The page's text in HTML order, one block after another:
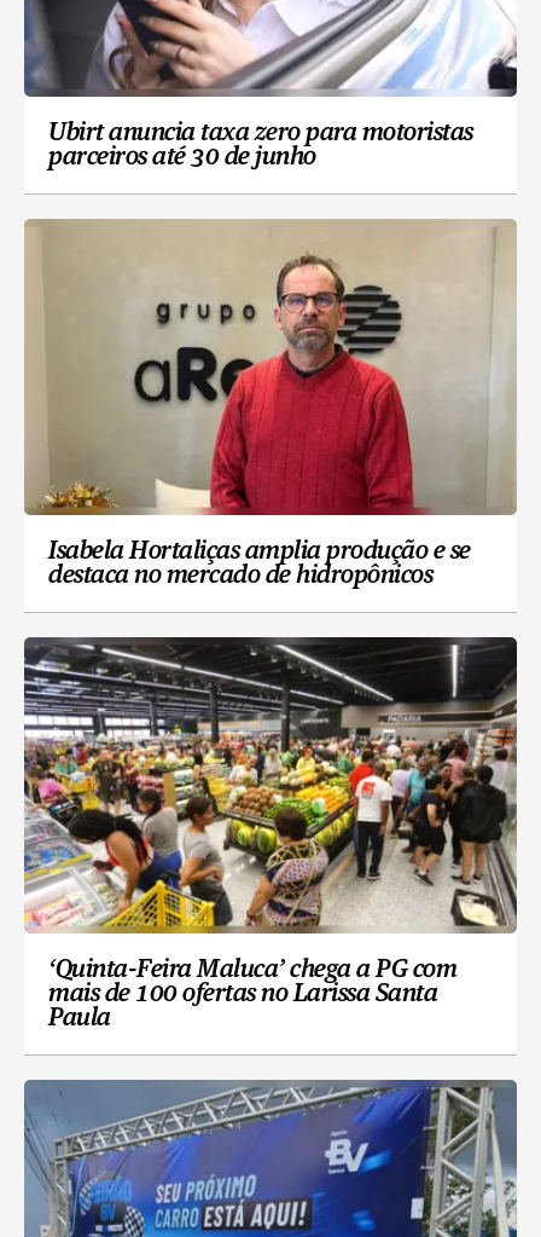
Ubirt anuncia taxa zero para motoristas
parceiros até 30 de junho
Isabela Hortaliças amplia produção e se
destaca no mercado de hidropônicos
‘Quinta-Feira Maluca’ chega a PG com
mais de 100 ofertas no Larissa Santa
Paula